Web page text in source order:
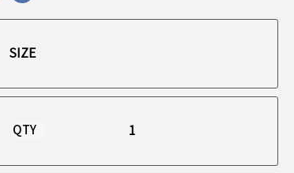
QTY